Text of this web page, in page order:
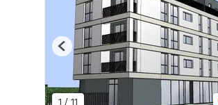
1 / 11
Previous